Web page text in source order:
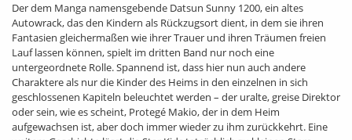
Der dem Manga namensgebende Datsun Sunny 1200, ein altes
Autowrack, das den Kindern als Rückzugsort dient, in dem sie ihren
Fantasien gleichermaßen wie ihrer Trauer und ihren Träumen freien
Lauf lassen können, spielt im dritten Band nur noch eine
untergeordnete Rolle. Spannend ist, dass hier nun auch andere
Charaktere als nur die Kinder des Heims in den einzelnen in sich
geschlossenen Kapiteln beleuchtet werden – der uralte, greise Direktor
oder sein, wie es scheint, Protegé Makio, der in dem Heim
aufgewachsen ist, aber doch immer wieder zu ihm zurückkehrt. Eine